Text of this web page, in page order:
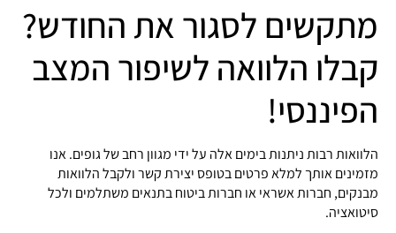
מתקשים לסגור את החודש?
קבלו הלוואה לשיפור המצב
הפיננסי!
הלוואות רבות ניתנות בימים אלה על ידי מגוון רחב של גופים. אנו
מזמינים אותך למלא פרטים בטופס יצירת קשר ולקבל הלוואות
מבנקים, חברות אשראי או חברות ביטוח בתנאים משתלמים ולכל
סיטואציה.